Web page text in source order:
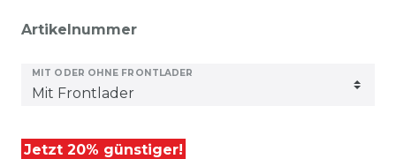
Artikelnummer
MIT ODER OHNE FRONTLADER
Jetzt 20% günstiger!